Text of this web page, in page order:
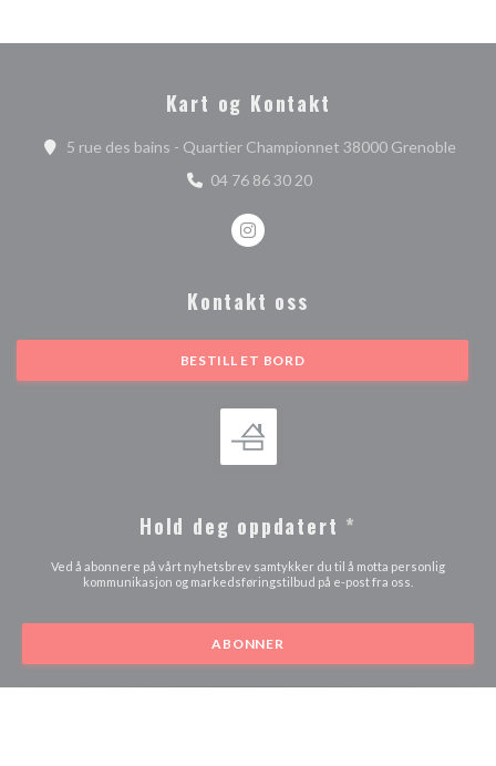
Kart og Kontakt
5 rue des bains - Quartier Championnet 38000 Grenoble
04 76 86 30 20
Instagram ((åpner i et nytt
Kontakt oss
BESTILL ET BORD
Hold deg oppdatert *
Ved å abonnere på vårt nyhetsbrev samtykker du til å motta personlig
kommunikasjon og markedsføringstilbud på e-post fra oss.
ABONNER